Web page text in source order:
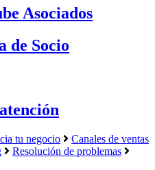
Asociados
de Socio
tu negocio
Canales de ventas
Resolución de problemas